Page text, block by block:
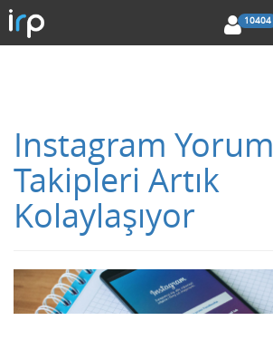
10404
Instagram Yorum
Takipleri Artık
Kolaylaşıyor